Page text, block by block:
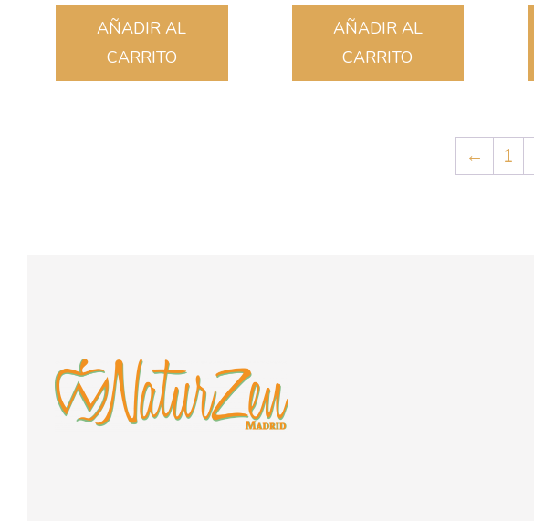
AÑADIR AL
CARRITO
AÑADIR AL
CARRITO
← 1